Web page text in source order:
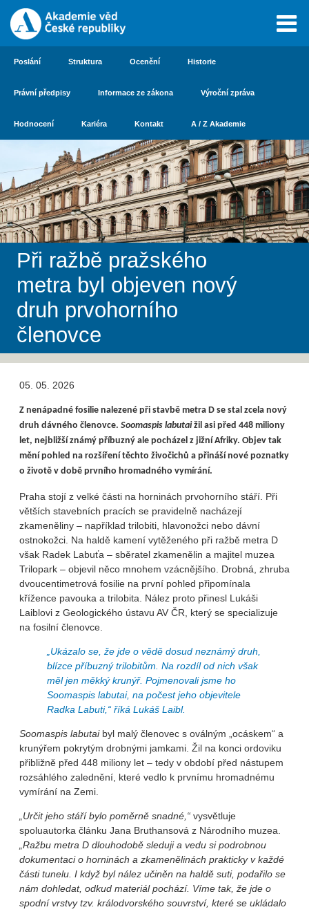
Poslání Struktura Ocenění Historie
Právní předpisy Informace ze zákona Výroční zpráva
Hodnocení Kariéra Kontakt A / Z Akademie
Při ražbě pražského
metra byl objeven nový
druh prvohorního
členovce
05. 05. 2026
Z nenápadné fosilie nalezené při stavbě metra D se stal zcela nový
druh dávného členovce. Soomaspis labutaižil asi před 448 miliony
let, nejbližší známý příbuzný ale pocházel z jižní Afriky. Objev tak
mění pohled na rozšíření těchto živočichů a přináší nové poznatky
o životě v době prvního hromadného vymírání.
Praha stojí z velké části na horninách prvohorního stáří. Při
větších stavebních pracích se pravidelně nacházejí
zkameněliny – například trilobiti, hlavonožci nebo dávní
ostnokožci. Na haldě kamení vytěženého při ražbě metra D
však Radek Labuťa – sběratel zkamenělin a majitel muzea
Trilopark – objevil něco mnohem vzácnějšího. Drobná, zhruba
dvoucentimetrová fosilie na první pohled připomínala
křížence pavouka a trilobita. Nález proto přinesl Lukáši
Laiblovi z Geologického ústavu AV ČR, který se specializuje
na fosilní členovce.
„Ukázalo se, že jde o vědě dosud neznámý druh,
blízce příbuzný trilobitům. Na rozdíl od nich však
měl jen měkký krunýř. Pojmenovali jsme ho
Soomaspis labutai, na počest jeho objevitele
Radka Labuti,“ říká Lukáš Laibl.
Soomaspis labutaibyl malý členovec s oválným „ocáskem“ a
krunýřem pokrytým drobnými jamkami. Žil na konci ordoviku
přibližně před 448 miliony let – tedy v období před nástupem
rozsáhlého zalednění, které vedlo k prvnímu hromadnému
vymírání na Zemi.
„Určit jeho stáří bylo poměrně snadné,“ vysvětluje
spoluautorka článku Jana Bruthansová z Národního muzea.
„Ražbu metra D dlouhodobě sleduji a vedu si podrobnou
dokumentaci o horninách a zkamenělinách prakticky v každé
části tunelu. I když byl nález učiněn na haldě suti, podařilo se
nám dohledat, odkud materiál pochází. Víme tak, že jde o
spodní vrstvy tzv. králodvorského souvrství, které se ukládalo